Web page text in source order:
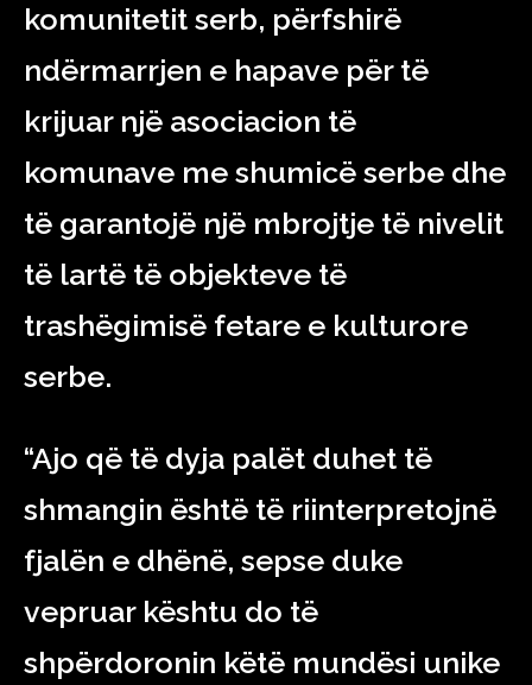
komunitetit serb, përfshirë
ndërmarrjen e hapave për të
krijuar një asociacion të
komunave me shumicë serbe dhe
të garantojë një mbrojtje të nivelit
të lartë të objekteve të
trashëgimisë fetare e kulturore
serbe.
“Ajo që të dyja palët duhet të
shmangin është të riinterpretojnë
fjalën e dhënë, sepse duke
vepruar kështu do të
shpërdoronin këtë mundësi unike